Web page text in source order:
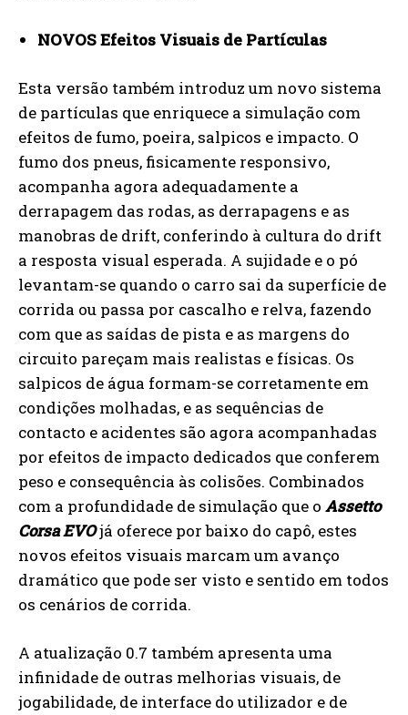
NOVOS Efeitos Visuais de Partículas
Esta versão também introduz um novo sistema
de partículas que enriquece a simulação com
efeitos de fumo, poeira, salpicos e impacto. O
fumo dos pneus, fisicamente responsivo,
acompanha agora adequadamente a
derrapagem das rodas, as derrapagens e as
manobras de drift, conferindo à cultura do drift
a resposta visual esperada. A sujidade e o pó
levantam-se quando o carro sai da superfície de
corrida ou passa por cascalho e relva, fazendo
com que as saídas de pista e as margens do
circuito pareçam mais realistas e físicas. Os
salpicos de água formam-se corretamente em
condições molhadas, e as sequências de
contacto e acidentes são agora acompanhadas
por efeitos de impacto dedicados que conferem
peso e consequência às colisões. Combinados
com a profundidade de simulação que o Assetto
Corsa EVOjá oferece por baixo do capô, estes
novos efeitos visuais marcam um avanço
dramático que pode ser visto e sentido em todos
os cenários de corrida.
A atualização 0.7 também apresenta uma
infinidade de outras melhorias visuais, de
jogabilidade, de interface do utilizador e de